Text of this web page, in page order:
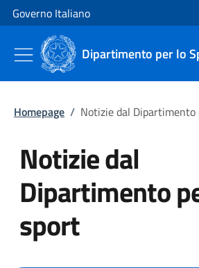
Vai al contenuto
Vai alla navigazione del sito
Governo Italiano
Dipartimento per lo
Homepage / Notizie dal
Notizie dal
Dipartimento
sport